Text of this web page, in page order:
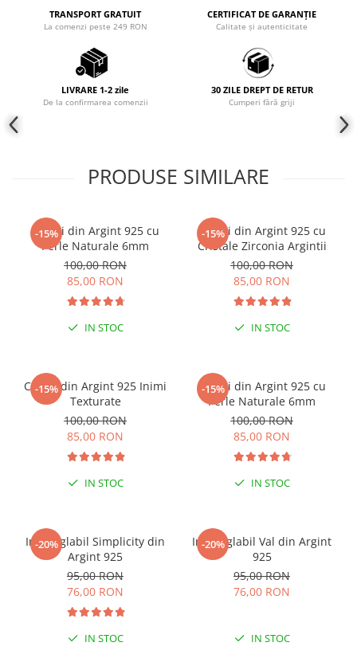
COLIERE
Coliere cu pietre semiprețioase
TRANSPORT GRATUIT
La comenzi peste 249 RON
CERTIFICAT DE GARANȚIE
Calitate și autenticitate
LIVRARE 1-2 zile
De la confirmarea comenzii
30 ZILE DREPT DE RETUR
Cumperi fără griji
PRODUSE SIMILARE
-15%
Cercei din Argint 925 cu
Perle Naturale 6mm
100,00 RON
85,00 RON
IN STOC
-15%
Cercei din Argint 925 cu
Cristale Zirconia Argintii
100,00 RON
85,00 RON
IN STOC
-15%
Cercei din Argint 925 Inimi
Texturate
100,00 RON
85,00 RON
IN STOC
-15%
Cercei din Argint 925 cu
Perle Naturale 6mm
100,00 RON
85,00 RON
IN STOC
-20%
Inel reglabil Simplicity din
Argint 925
95,00 RON
76,00 RON
IN STOC
-20%
Inel reglabil Val din Argint
925
95,00 RON
76,00 RON
IN STOC